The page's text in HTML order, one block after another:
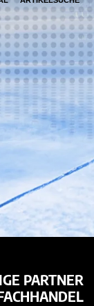
PARTNER